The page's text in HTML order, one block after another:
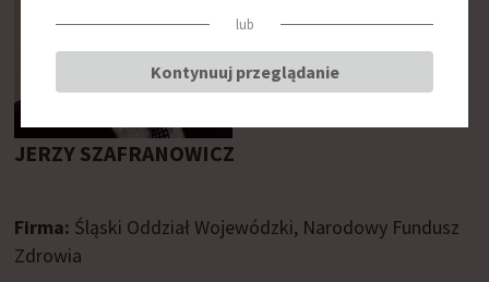
JERZY SZAFRANOWICZ
Firma: Śląski Oddział Wojewódzki, Narodowy Fundusz
Zdrowia
lub
Kontynuuj przeglądanie